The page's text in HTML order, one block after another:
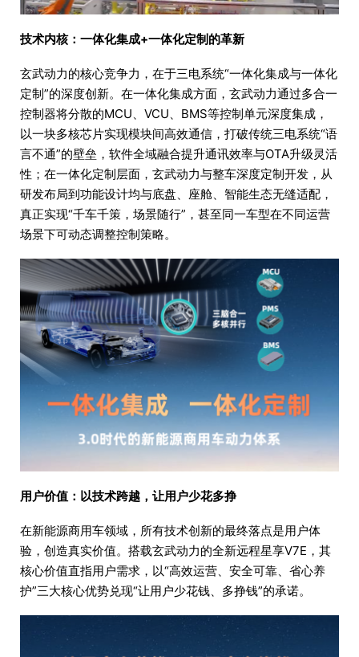
技术内核：一体化集成+一体化定制的革新
玄武动力的核心竞争力，在于三电系统“一体化集成与一体化
定制”的深度创新。在一体化集成方面，玄武动力通过多合一
控制器将分散的MCU、VCU、BMS等控制单元深度集成，
以一块多核芯片实现模块间高效通信，打破传统三电系统“语
言不通”的壁垒，软件全域融合提升通讯效率与OTA升级灵活
性；在一体化定制层面，玄武动力与整车深度定制开发，从
研发布局到功能设计均与底盘、座舱、智能生态无缝适配，
真正实现“千车千策，场景随行”，甚至同一车型在不同运营
场景下可动态调整控制策略。
用户价值：以技术跨越，让用户少花多挣
在新能源商用车领域，所有技术创新的最终落点是用户体
验，创造真实价值。搭载玄武动力的全新远程星享V7E，其
核心价值直指用户需求，以“高效运营、安全可靠、省心养
护”三大核心优势兑现“让用户少花钱、多挣钱”的承诺。